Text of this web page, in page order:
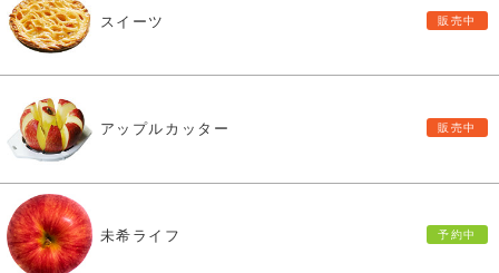
スイーツ
アップルカッター
未希ライフ